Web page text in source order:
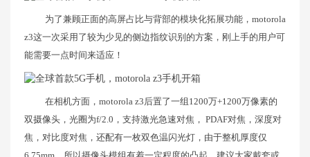
为了兼顾正面的高屏占比与背部的模块化拓展功能，motorola
z3这一次采用了较为少见的侧边指纹识别的方案，刚上手的用户可
能需要一点时间来适应！
在相机方面，motorola z3后置了一组1200万+1200万像素的
双摄像头，光圈为f/2.0，支持激光急速对焦， PDAF对焦，深度对
焦，对比度对焦，还配有一枚双色温闪光灯，由于整机厚度仅